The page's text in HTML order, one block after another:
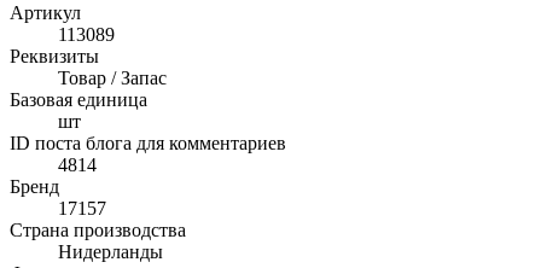
Артикул
113089
Реквизиты
Товар / Запас
Базовая единица
шт
ID поста блога для комментариев
4814
Бренд
17157
Страна производства
Нидерланды